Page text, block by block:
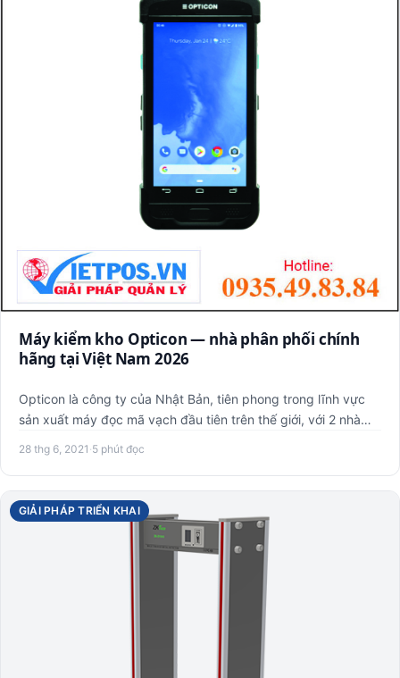
Máy kiểm kho Opticon — nhà phân phối chính
hãng tại Việt Nam 2026
Opticon là công ty của Nhật Bản, tiên phong trong lĩnh vực
sản xuất máy đọc mã vạch đầu tiên trên thế giới, với 2 nhà
28 thg 6, 2021 ·5 phút đọc
GIẢI PHÁP TRIỂN KHAI